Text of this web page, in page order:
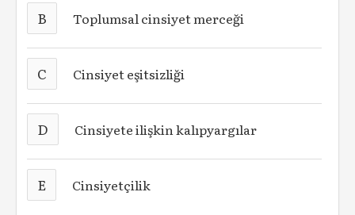
B Toplumsal cinsiyet merceği
C Cinsiyet eşitsizliği
D Cinsiyete ilişkin kalıpyargılar
E Cinsiyetçilik